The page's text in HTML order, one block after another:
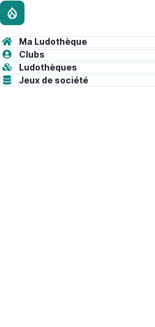
Skip
to
main
content
Administrative
toolbar
content
ADMINISTRATION
Ma Ludothèque
Clubs
Ludothèques
Jeux de société